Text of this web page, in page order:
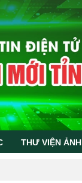
THƯ VIỆN ẢNH